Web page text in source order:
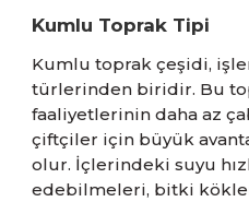
Kumlu Toprak Tipi
Kumlu toprak çeşidi,
türlerinden biridir. Bu
faaliyetlerinin daha az
çiftçiler için büyük
olur. İçlerindeki suyu
edebilmeleri, bitki